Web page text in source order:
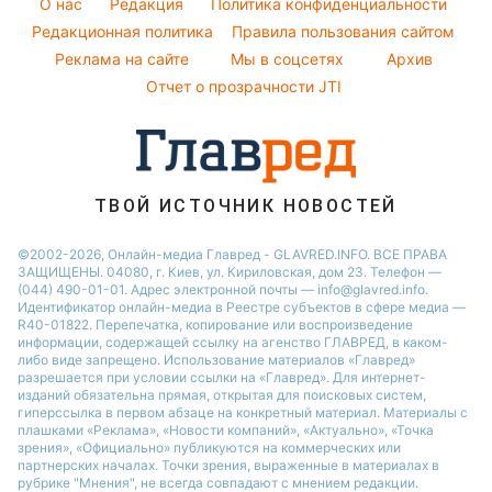
Новости Днепра
Новости Черкассы
Новости Тернополя
Новости Житомира
Новости Запорожья
Народные приметы
Все о шоу-бизнесе
O нас Редакция
Политика конфиденциальности
Редакционная политика
Правила пользования сайтом
Реклама на сайте
Мы в соцсетях
Архив
Отчет о прозрачности JTI
ТВОЙ ИСТОЧНИК НОВОСТЕЙ
©2002-2026, Онлайн-медиа Главред - GLAVRED.INFO. ВСЕ ПРАВА
ЗАЩИЩЕНЫ. 04080, г. Киев, ул. Кириловская, дом 23. Телефон —
(044) 490-01-01. Адрес электронной почты — info@glavred.info.
Идентификатор онлайн-медиа в Реестре cубъектов в сфере медиа —
R40-01822. Перепечатка, копирование или воспроизведение
информации, содержащей ссылку на агенство ГЛАВРЕД, в каком-
либо виде запрещено. Использование материалов «Главред»
разрешается при условии ссылки на «Главред». Для интернет-
изданий обязательна прямая, открытая для поисковых систем,
гиперссылка в первом абзаце на конкретный материал. Материалы с
плашками «Реклама», «Новости компаний», «Актуально», «Точка
зрения», «Официально» публикуются на коммерческих или
партнерских началах. Точки зрения, выраженные в материалах в
рубрике "Мнения", не всегда совпадают с мнением редакции.